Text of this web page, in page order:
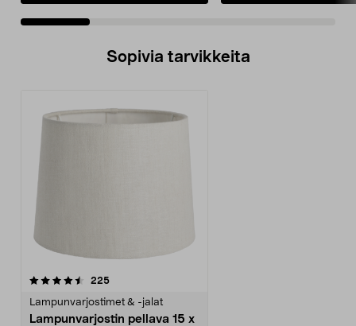
Sopivia tarvikkeita
225arvostelut
Lampunvarjostimet & -jalat
Lampunvarjostin pellava 15 x